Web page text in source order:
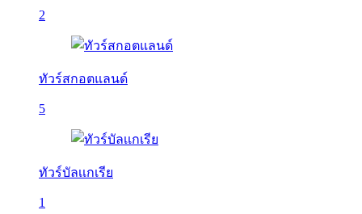
2
ทัวร์สกอตแลนด์
5
ทัวร์บัลเเกเรีย
1